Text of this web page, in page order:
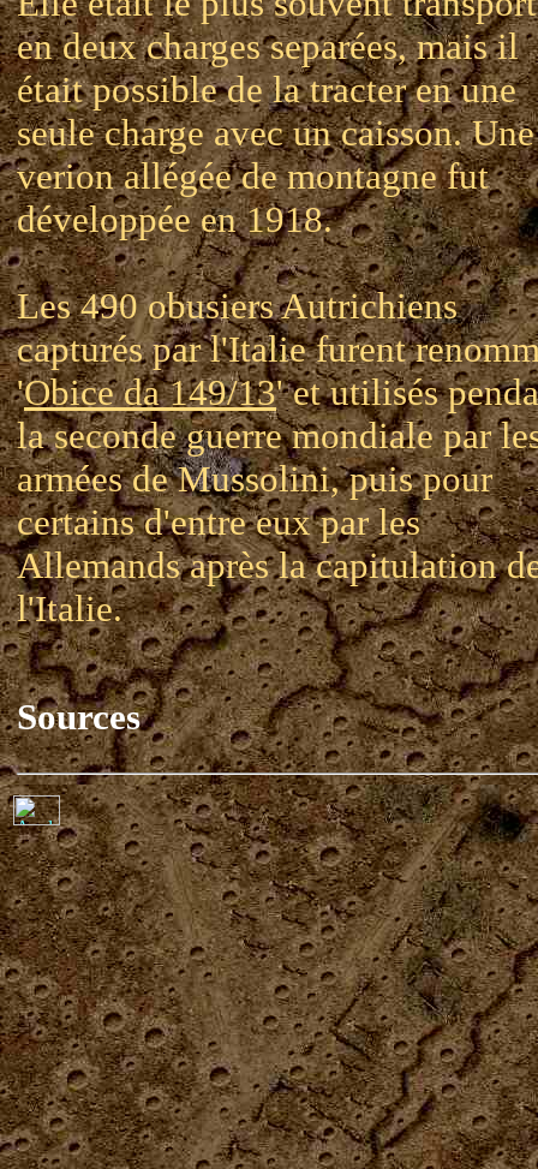
en deux charges separées, mais il
était possible de la tracter en une
seule charge avec un caisson. Une
verion allégée de montagne fut
développée en 1918.
Les 490 obusiers Autrichiens
capturés par l'Italie furent
'Obice da 149/13' et utilisés
la seconde guerre mondiale par
armées de Mussolini, puis pour
certains d'entre eux par les
Allemands après la capitulation
l'Italie.
Sources